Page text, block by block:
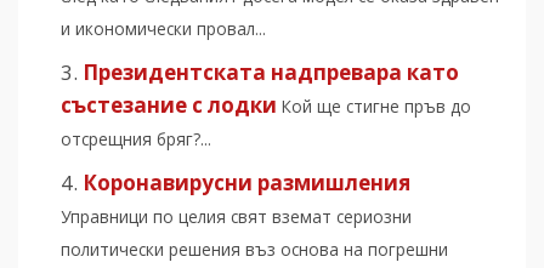
и икономически провал...
Президентската надпревара като
състезание с лодки Кой ще стигне пръв до
отсрещния бряг?...
Коронавирусни размишления
Управници по целия свят вземат сериозни
политически решения въз основа на погрешни